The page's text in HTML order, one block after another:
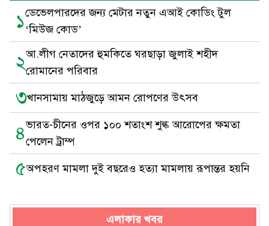
১ডেভেলপারদের জন্য মেটার নতুন এআই কোডিং টুল
‘মিউজ কোড’
২আ.লীগ নেতাদের হুমকিতে ঘরছাড়া জুলাই শহীদ
রোমানের পরিবার
৩খানসামায় মাঠজুড়ে আমন রোপণের উৎসব
৪ভারত-চীনের ওপর ১০০ শতাংশ শুল্ক আরোপের ক্ষমতা
পেলেন ট্রাম্প
৫অপহরণ মামলা দুই বছরেও হত্যা মামলায় রূপান্তর হয়নি
এলাকার খবর